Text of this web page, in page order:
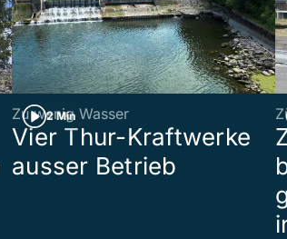
2 Min
Zu wenig Wasser
Vier Thur-Kraftwerke
ausser Betrieb